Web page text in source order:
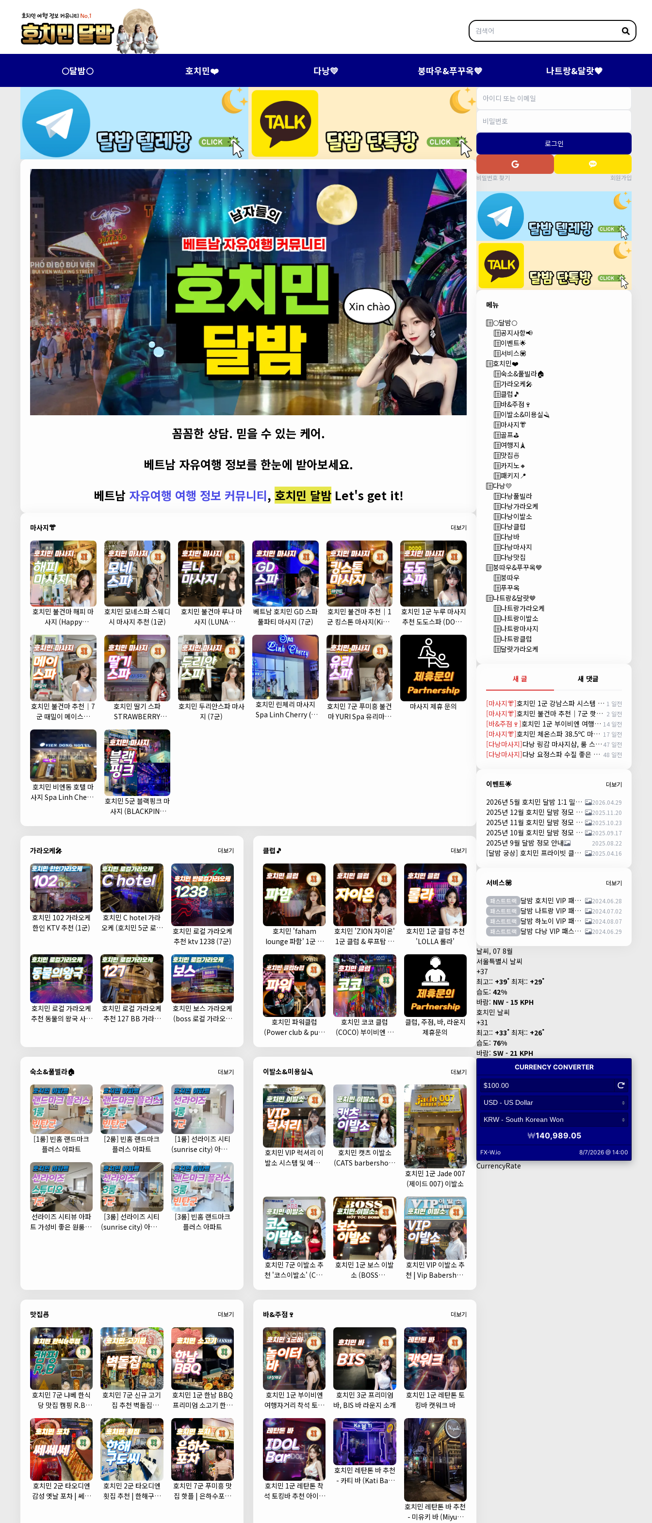
🌕달밤🌕 호치민❤️ 다낭💛 붕따우&푸꾸옥💙 나트랑&달랏🤎
꼼꼼한 상담. 믿을 수 있는 케어.
베트남 자유여행 정보를 한눈에 받아보세요.
베트남 자유여행 여행 정보 커뮤니티, 호치민 달밤Let's get it!
마사지👘 더보기
호치민 불건마 해피 마
사지 (Happy
호치민 모네스파 스웨디
시 마사지 추천 (1군)
호치민 불건마 루나 마
사지 (LUNA
베트남 호치민 GD 스파
풀파티 마사지 (7군)
호치민 불건마 추천｜1
군 킹스톤 마사지(King
호치민 1군 누루 마사지
추천 도도스파 (DODO
호치민 불건마 추천｜7
군 때밀이 메이스파
호치민 딸기 스파
STRAWBERRY
호치민 두리안스파 마사
지 (7군)
호치민 린체리 마사지
Spa Linh Cherry (1
호치민 7군 푸미흥 불건
마 YURI Spa 유리마사
마사지 제휴 문의
호치민 비엔동 호텔 마
사지 Spa Linh Cherry
호치민 5군 블랙핑크 마
사지 (BLACKPINK
가라오케🎤 더보기
호치민 102 가라오케
한인 KTV 추천 (1군)
호치민 C hotel 가라
오케 (호치민 5군 로컬
호치민 로컬 가라오케
추천 ktv 1238 (7군)
호치민 로컬 가라오케
추천 동물의 왕국 사우
호치민 로컬 가라오케
추천 127 BB 가라오
호치민 보스 가라오케
(boss 로컬 가라오케
클럽🎵 더보기
호치민 'faham
lounge 파함' 1군 클
호치민 'ZION 자이온'
1군 클럽 & 루프탑 스
호치민 1군 클럽 추천
'LOLLA 롤라'
호치민 파워클럽
(Power club & pub)
호치민 코코 클럽
(COCO) 부이비엔 여
클럽, 주점, 바, 라운지
제휴문의
숙소&풀빌라🏠 더보기
[1룸] 빈홈 랜드마크
플러스 아파트
[2룸] 빈홈 랜드마크
플러스 아파트
[1룸] 선라이즈 시티
(sunrise city) 아파트
선라이즈 시티뷰 아파
트 가성비 좋은 원룸 스
[3룸] 선라이즈 시티
(sunrise city) 아파트
[3룸] 빈홈 랜드마크
플러스 아파트
이발소&미용실🪒 더보기
호치민 VIP 럭셔리 이
발소 시스템 및 예약 |
호치민 캣츠 이발소
(CATS barbershop)
호치민 1군 Jade 007
(제이드 007) 이발소
호치민 7군 이발소 추
천 '코스이발소' (COS
호치민 1군 보스 이발
소 (BOSS
호치민 VIP 이발소 추
천 | Vip Babershop
맛집🍜 더보기
호치민 7군 냐베 한식
당 맛집 캠핑 R.B
호치민 7군 신규 고기
집 추천 벽돌집
호치민 1군 한남 BBQ
프리미엄 소고기 한우
호치민 2군 타오디엔
감성 옛날 포차 | 쎄쎄
호치민 2군 타오디엔
횟집 추천 | 한해구도
호치민 7군 푸미흥 맛
집 핫플 | 은하수포차
바&주점🍷 더보기
호치민 1군 부이비엔
여행자거리 착석 토킹
LOUNGE)
호치민 3군 프리미엄
바, BIS 바 라운지 소개
호치민 1군 레탄톤 토
킹바 캣워크 바
호치민 1군 레탄톤 착
석 토킹바 추천 아이돌
호치민 레탄톤 바 추천
- 카티 바 (Kati Bar)
호치민 레탄톤 바 추천
- 미유키 바 (Miyuki
로그인
비밀번호 찾기 회원가입
메뉴
🌕달밤🌕
공지사항📢
이벤트🌟
서비스💟
호치민❤️
숙소&풀빌라🏠
가라오케🎤
클럽🎵
바&주점🍷
이발소&미용실🪒
마사지👘
골프⛳
여행지🗼
맛집🍜
카지노🔸
패키지📍
다낭💛
다낭풀빌라
다낭가라오케
다낭이발소
다낭클럽
다낭바
다낭마사지
다낭맛집
붕따우&푸꾸옥💙
붕따우
푸꾸옥
나트랑&달랏🤎
나트랑가라오케
나트랑이발소
나트랑마사지
나트랑클럽
달랏가라오케
새 글 새 댓글
[마사지👘] 호치민 1군 강남스파 시스템 및 예약방법 (GANGNAM SPA) 1 일전
[마사지👘] 호치민 불건마 추천｜7군 핫스톤 마사지(Hot Stone massage) 2 일전
[바&주점🍷] 호치민 1군 부이비엔 여행자거리 착석 토킹바 놀이터 (NORITER LOUNGE) 14 일전
[마사지👘] 호치민 체온스파 38.5ºC 마사지 CHEON SPA Massage 17 일전
[다낭마사지] 다낭 링감 마사지샵, 룸 스파(Room Spa) 예약 47 일전
[다낭마사지] 다낭 요정스파 수질 좋은 곳 시스템 및 예약 방법 48 일전
이벤트🌟 더보기
2026년 5월 호치민 달밤 1:1 밀착 댄서 파티 안내 2026.04.29
2025년 12월 호치민 달밤 정모 안내 2025.11.20
2025년 11월 호치민 달밤 정모 안내 2025.10.23
2025년 10월 호치민 달밤 정모 안내 2025.09.17
2025년 9월 달밤 정모 안내 2025.08.22
[달밤 궁상] 호치민 프라이빗 클럽 댄스 파티 – 하루 한 팀만! 2025.04.16
서비스💟 더보기
패스트트랙 달밤 호치민 VIP 패스트트랙 이용안내 (떤션넛공항)
2024.06.28
패스트트랙
달밤 나트랑 VIP 패스트트랙 이용안내 (깜란공항)
2024.07.02
패스트트랙
달밤 하노이 VIP 패스트트랙 이용안내 (노이바이공항)
2024.08.07
패스트트랙
달밤 다낭 VIP 패스트트랙 이용안내 (다낭국제공항) 2024.06.29
날씨, 07 8월
서울특별시 날씨
+37
최고:: +39° 최저:: +29°
습도: 42%
바람: NW - 15 KPH
호치민 날씨
+31
최고:: +33° 최저:: +26°
습도: 76%
바람: SW - 21 KPH
CurrencyRate